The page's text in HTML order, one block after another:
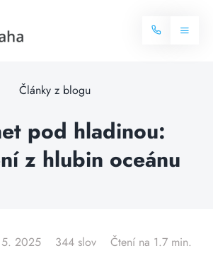
Toggle
Internet
Balíčky internetu
Televize
Blog
Články z blogu
pod hladinou:
z hlubin oceánu
5. 2025 344 slov Čtení na 1.7 min.